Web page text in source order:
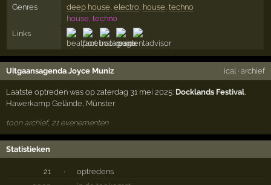
Genres deep house electro, house techno
house, techno
Links
Uitgaansagenda Joyce Muniz ical· archief
Laatste optreden was op zaterdag 31 mei 2025: Docklands Festival
Hawerkamp Gelände Münster
toon archief, 21 evenementen
Statistieken
21 ·
optredens